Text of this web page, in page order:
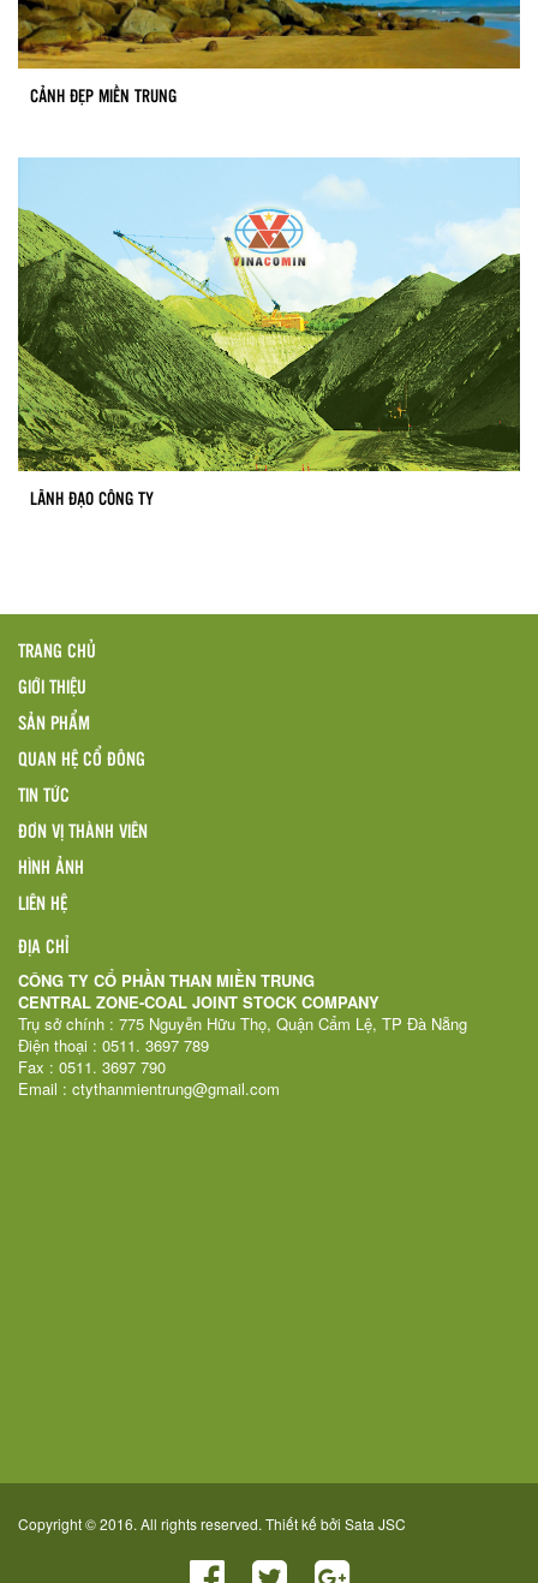
CẢNH ĐẸP MIỀN TRUNG
LÃNH ĐẠO CÔNG TY
TRANG CHỦ
GIỚI THIỆU
SẢN PHẨM
QUAN HỆ CỔ ĐÔNG
TIN TỨC
ĐƠN VỊ THÀNH VIÊN
HÌNH ẢNH
LIÊN HỆ
ĐỊA CHỈ
CÔNG TY CỔ PHẦN THAN MIỀN TRUNG
CENTRAL ZONE-COAL JOINT STOCK COMPANY
Trụ sở chính : 775 Nguyễn Hữu Thọ, Quận Cẩm Lệ, TP Đà Nẵng
Điện thoại : 0511. 3697 789
Fax : 0511. 3697 790
Email : ctythanmientrung@gmail.com
Copyright © 2016. All rights reserved. Thiết kế bởi Sata JSC